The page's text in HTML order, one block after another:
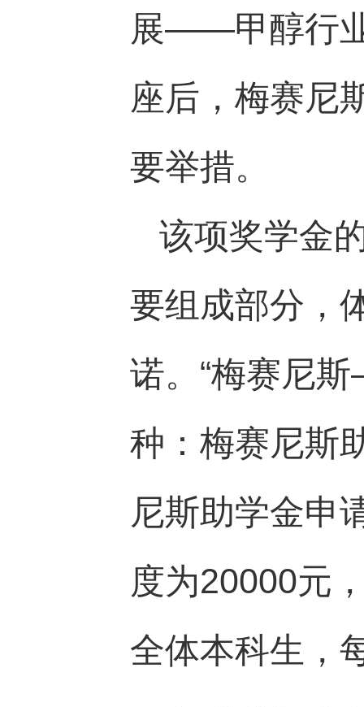
展——甲醇行
座后，梅赛尼
要举措。
该项奖学金
要组成部分，
诺。“梅赛尼
种：梅赛尼斯
尼斯助学金申
度为20000元
全体本科生，